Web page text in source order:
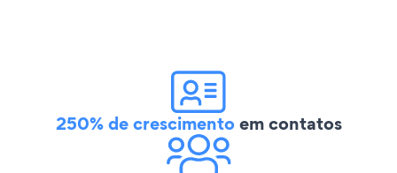
250% de crescimentoem contatos